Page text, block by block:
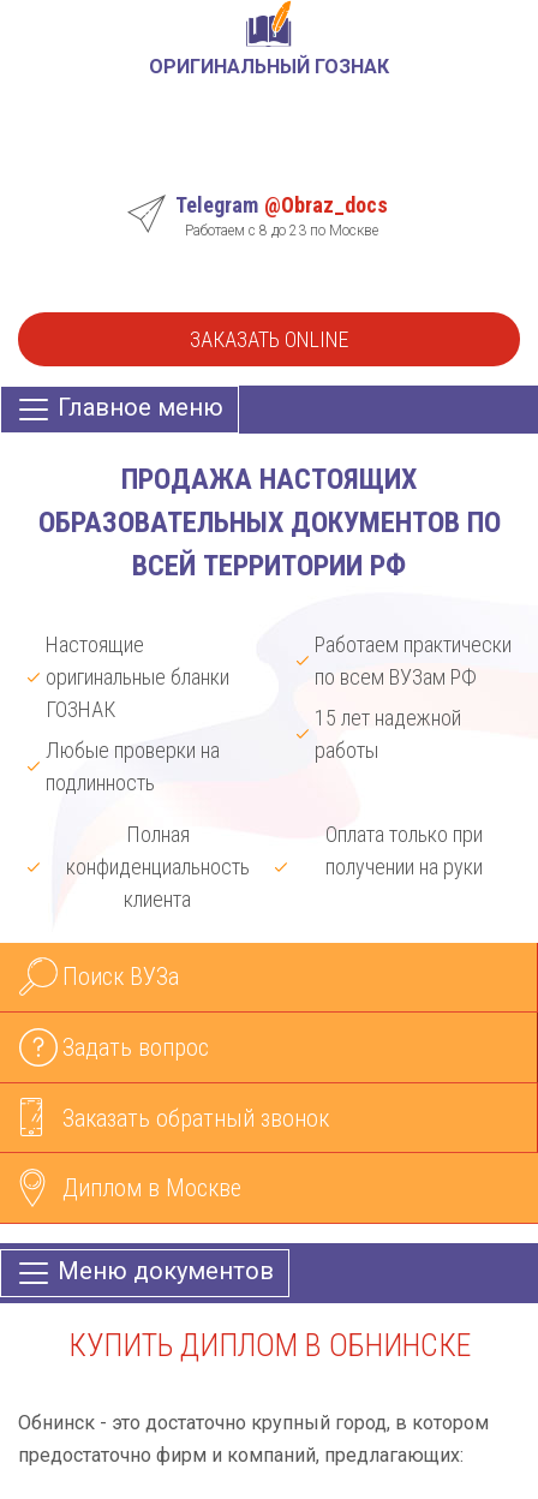
ОРИГИНАЛЬНЫЙ ГОЗНАК
Telegram @Obraz_docs
Работаем с 8 до 23 по Москве
ЗАКАЗАТЬ ONLINE
Главное меню
ПРОДАЖА НАСТОЯЩИХ
ОБРАЗОВАТЕЛЬНЫХ ДОКУМЕНТОВ ПО
ВСЕЙ ТЕРРИТОРИИ РФ
Настоящие
оригинальные бланки
ГОЗНАК
Любые проверки на
подлинность
Работаем практически
по всем ВУЗам РФ
15 лет надежной
работы
Полная
конфиденциальность
клиента
Оплата только при
получении на руки
Поиск ВУЗа
Задать вопрос
Заказать обратный звонок
Диплом в Москве
Меню документов
КУПИТЬ ДИПЛОМ В ОБНИНСКЕ
Обнинск - это достаточно крупный город, в котором
предостаточно фирм и компаний, предлагающих: